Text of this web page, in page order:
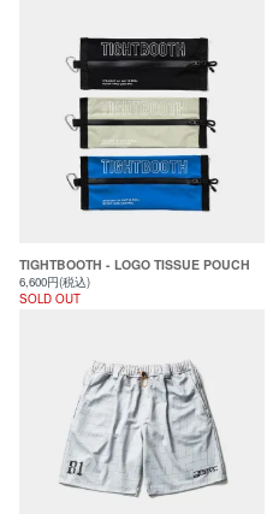
TIGHTBOOTH - LOGO TISSUE POUCH
6,600円(税込)
SOLD OUT